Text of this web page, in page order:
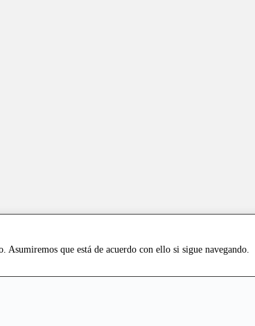
que está de acuerdo con ello si sigue navegando.